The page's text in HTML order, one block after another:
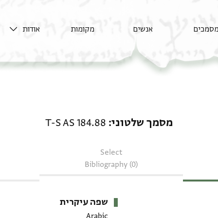
מסמכים אנשים מקומות אודות
מסמך שלטוני T-S AS 184.88
Select
Bibliography (0)
שפה עיקרית